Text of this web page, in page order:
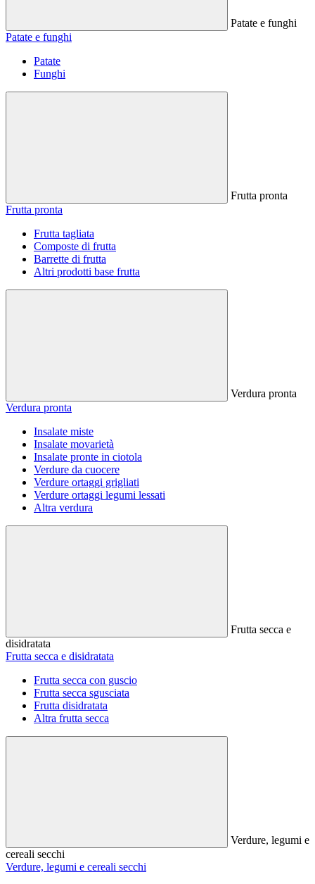
Patate e funghi
Patate e funghi
Patate
Funghi
Frutta pronta
Frutta pronta
Frutta tagliata
Composte di frutta
Barrette di frutta
Altri prodotti base frutta
Verdura pronta
Verdura pronta
Insalate miste
Insalate movarietà
Insalate pronte in ciotola
Verdure da cuocere
Verdure ortaggi grigliati
Verdure ortaggi legumi lessati
Altra verdura
Frutta secca e
disidratata
Frutta secca e disidratata
Frutta secca con guscio
Frutta secca sgusciata
Frutta disidratata
Altra frutta secca
Verdure, legumi e
cereali secchi
Verdure, legumi e cereali secchi